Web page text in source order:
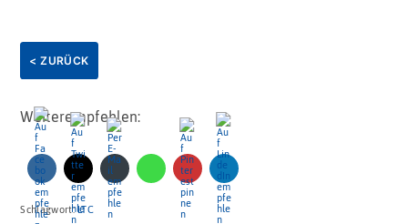
< ZURÜCK
Weiterempfehlen:
Schlagwort:LTC